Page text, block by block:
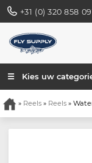
+31 (0) 320 858
☰ Kies uw
» Reels » Reels »